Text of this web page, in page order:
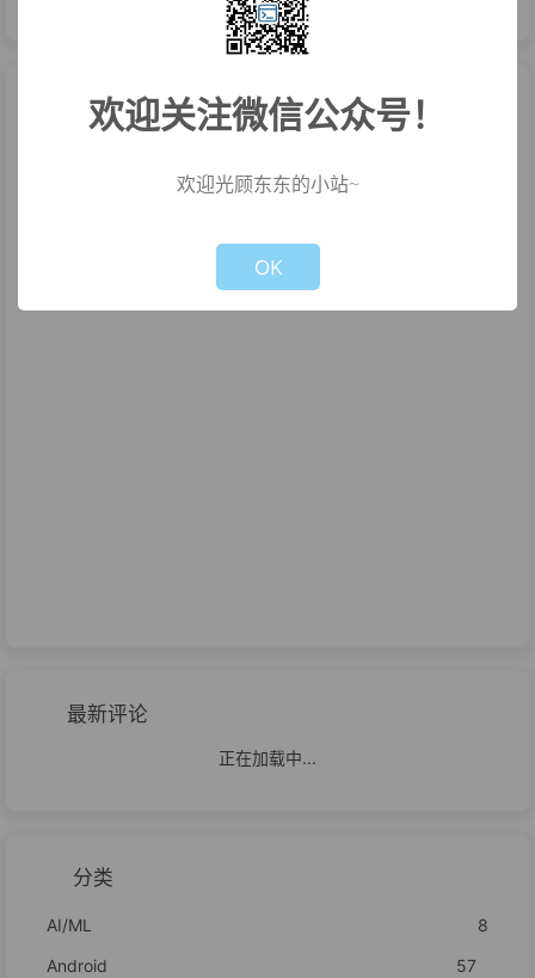
最新评论
正在加载中...
分类
AI/ML
8
Android
57
欢迎关注微信公众号！
欢迎光顾东东的小站~
OK